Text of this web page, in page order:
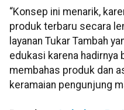
“Konsep ini menarik,
produk terbaru secara
layanan Tukar Tambah
edukasi karena hadirnya
membahas produk dan
keramaian pengunjung